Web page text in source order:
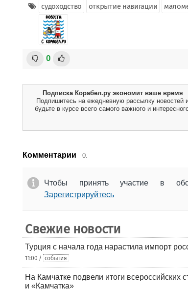
судоходство открытие навигации
0
Подписка Корабел.ру экономит ваше время
Подпишитесь на ежедневную рассылку новостей
будьте в курсе всего самого важного и
Комментарии 0.
Чтобы принять участие в
Зарегистрируйтесь
Свежие новости
Турция с начала года нарастила импорт
11:00 / события
На Камчатке подвели итоги всероссийских
и «Камчатка»